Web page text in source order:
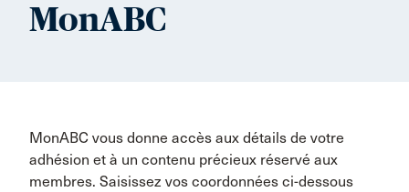
MonABC
MonABC vous donne accès aux détails de votre
adhésion et à un contenu précieux réservé aux
membres. Saisissez vos coordonnées ci-dessous